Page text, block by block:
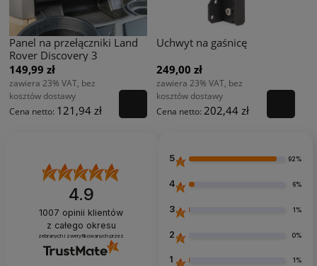
Panel na przełączniki Land
Rover Discovery 3
149,99 zł
zawiera 23% VAT, bez
kosztów dostawy
Cena netto: 121,94 zł
Uchwyt na gaśnicę
249,00 zł
zawiera 23% VAT, bez
kosztów dostawy
Cena netto:202,44 zł
4.9
1007 opinii klientów
z całego okresu
zebranych i zweryfikowanych przez
5 92%
4 6%
3 1%
2 0%
1 1%